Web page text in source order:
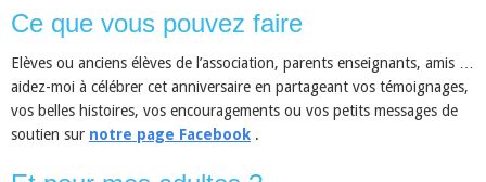
Ce que vous pouvez faire
Elèves ou anciens élèves de l’association, parents enseignants, amis …
aidez-moi à célébrer cet anniversaire en partageant vos témoignages,
vos belles histoires, vos encouragements ou vos petits messages de
soutien sur notre page Facebook .